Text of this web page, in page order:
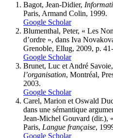
Bagot, Jean-Didier,
Paris, Armand Colin, 1999.
Google Scholar
Blumenthal, Peter, « Les
d’ordre », dans Iva
Grenoble, Ellug, 2009, p.
Google Scholar
Brunet, Luc et André Savoie,
l’organisation, Montréal,
2003.
Google Scholar
Carel, Marion et Oswald
dans une sémantique
Jean-Michel Gouvard (dir.),
Paris, Langue française,
Google Scholar